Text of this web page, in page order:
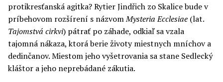
protikresťanská agitka? Rytier Jindřich zo Skalice bude v
príbehovom rozšírení s názvomMysteria Ecclesiae (lat.
Tajomstvá cirkvi) pátrať po záhade, odkiaľ sa vzala
tajomná nákaza, ktorá berie životy miestnych mníchov a
dedinčanov. Miestom jeho vyšetrovania sa stane Sedlecký
kláštor a jeho neprebádané zákutia.